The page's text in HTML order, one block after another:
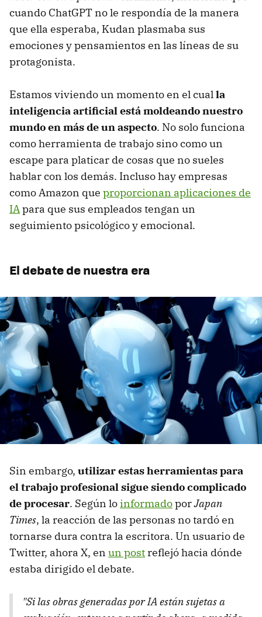
cuando ChatGPT no le respondía de la manera
que ella esperaba, Kudan plasmaba sus
emociones y pensamientos en las líneas de su
protagonista.
Estamos viviendo un momento en el cualla
inteligencia artificial está moldeando nuestro
mundo en más de un aspecto. No solo funciona
como herramienta de trabajo sino como un
escape para platicar de cosas que no sueles
hablar con los demás. Incluso hay empresas
como Amazon que proporcionan aplicaciones de
IApara que sus empleados tengan un
seguimiento psicológico y emocional.
El debate de nuestra era
Sin embargo, utilizar estas herramientas para
el trabajo profesional sigue siendo complicado
de procesar. Según loinformadoporJapan
Times, la reacción de las personas no tardó en
tornarse dura contra la escritora. Un usuario de
Twitter, ahora X, en un post reflejó hacia dónde
estaba dirigido el debate.
"Si las obras generadas por IA están sujetas a